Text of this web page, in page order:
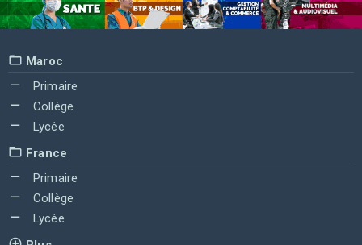
Maroc
Primaire
Collège
Lycée
France
Primaire
Collège
Lycée